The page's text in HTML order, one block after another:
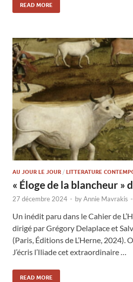
READ MORE
AU JOUR LE JOUR / LITTERATURE
« Éloge de la blancheur »
27 décembre 2024 - byAnnie Mavrakis -
Un inédit paru dans le Cahier de
dirigé par Grégory Delaplace et
(Paris, Éditions de L’Herne, 2024).
J’écris l’Iliade cet extraordinaire …
READ MORE